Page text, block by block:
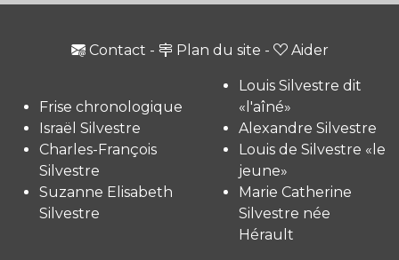
Contact - Plan du site - Aider
Frise chronologique
Israël Silvestre
Charles-François
Silvestre
Suzanne Elisabeth
Silvestre
Louis Silvestre dit
«l'aîné»
Alexandre Silvestre
Louis de Silvestre «le
jeune»
Marie Catherine
Silvestre née
Hérault